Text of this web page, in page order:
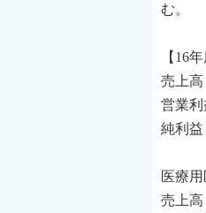
む。
【16
売上
営業
純利
医療
売上